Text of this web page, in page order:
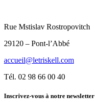
Rue Mstislav Rostropovitch
29120 – Pont-l’Abbé
accueil@letriskell.com
Tél. 02 98 66 00 40
Inscrivez-vous à notre newsletter